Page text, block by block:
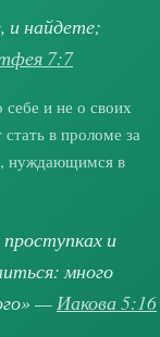
и найдете;
7:7
и не о своих
в проломе за
нуждающимся в
и
много
—Иакова 5:16